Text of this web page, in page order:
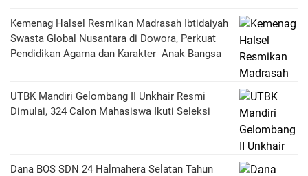
Kemenag Halsel Resmikan Madrasah Ibtidaiyah
Swasta Global Nusantara di Dowora, Perkuat
Pendidikan Agama dan Karakter Anak Bangsa
UTBK Mandiri Gelombang II Unkhair Resmi
Dimulai, 324 Calon Mahasiswa Ikuti Seleksi
Dana BOS SDN 24 Halmahera Selatan Tahun